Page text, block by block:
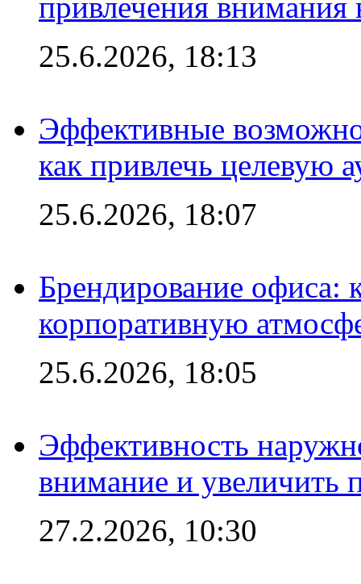
25.6.2026, 18:13
Эффективные
как привлечь целевую
25.6.2026, 18:07
Брендирование офиса:
корпоративную
25.6.2026, 18:05
Эффективность
внимание и увеличить
27.2.2026, 10:30